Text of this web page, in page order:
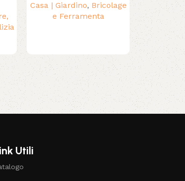
Casa | Giardino, Bricolage
e Ferramenta
Sistemi di
Aria
ventilatori ,
Utili